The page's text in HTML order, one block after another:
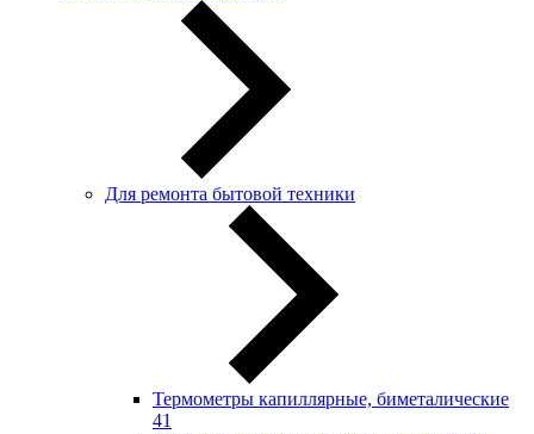
Для ремонта бытовой техники
Термометры капиллярные, биметалические
41